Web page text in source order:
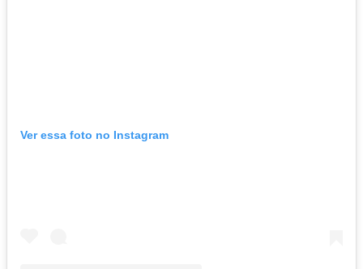
Ver essa foto no Instagram